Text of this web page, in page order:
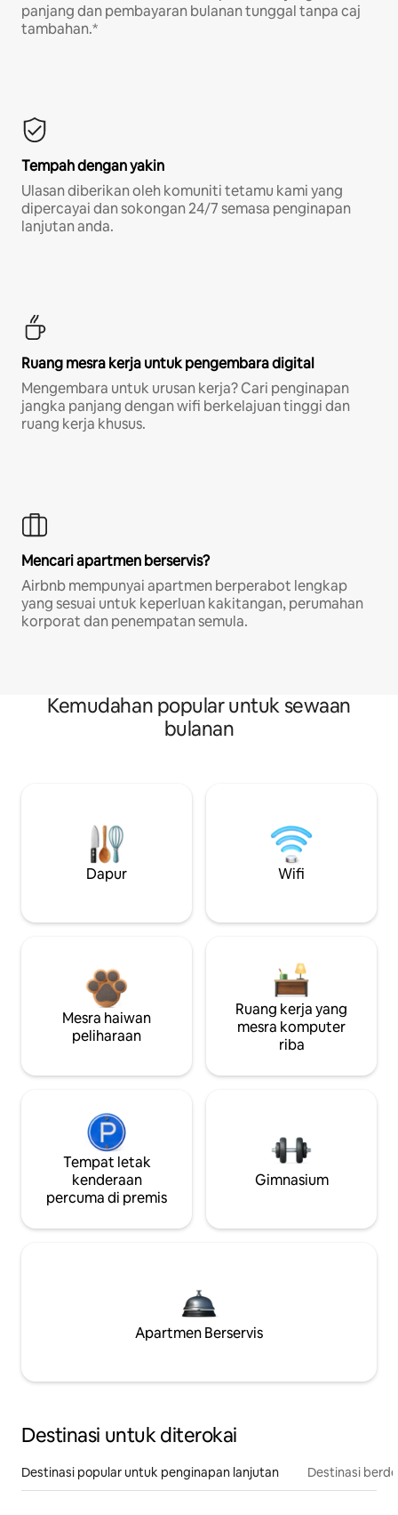
panjang dan pembayaran bulanan tunggal tanpa caj
tambahan.*
Tempah dengan yakin
Ulasan diberikan oleh komuniti tetamu kami yang
dipercayai dan sokongan 24/7 semasa penginapan
lanjutan anda.
Ruang mesra kerja untuk pengembara digital
Mengembara untuk urusan kerja? Cari penginapan
jangka panjang dengan wifi berkelajuan tinggi dan
ruang kerja khusus.
Mencari apartmen berservis?
Airbnb mempunyai apartmen berperabot lengkap
yang sesuai untuk keperluan kakitangan, perumahan
korporat dan penempatan semula.
Kemudahan popular untuk sewaan
bulanan
Dapur Wifi
Mesra haiwan
peliharaan
Ruang kerja yang
mesra komputer
riba
Tempat letak
kenderaan
percuma di premis
Gimnasium
Apartmen Berservis
Destinasi untuk diterokai
Destinasi popular untuk penginapan lanjutan Destinasi